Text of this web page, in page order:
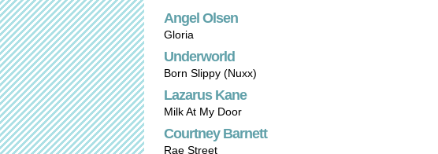
Angel Olsen
Gloria
Underworld
Born Slippy (Nuxx)
Lazarus Kane
Milk At My Door
Courtney Barnett
Rae Street